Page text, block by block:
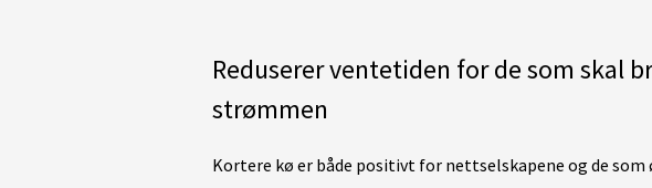
Reduserer ventetiden for de som skal
strømmen
Kortere kø er både positivt for nettselskapene og de som